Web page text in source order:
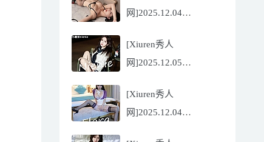
网]2025.12.04
[81P/751.43MB]
[Xiuren秀人
网]2025.12.05
nienie[60P/642.39MB]
[Xiuren秀人
网]2025.12.04